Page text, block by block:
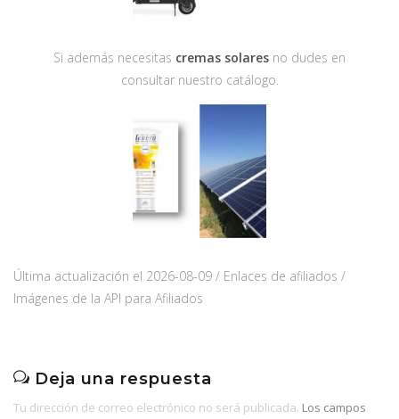
Si además necesitas cremas solares no dudes en
consultar nuestro catálogo.
Última actualización el 2026-08-09 / Enlaces de afiliados /
Imágenes de la API para Afiliados
Deja una respuesta
Tu dirección de correo electrónico no será publicada. Los campos